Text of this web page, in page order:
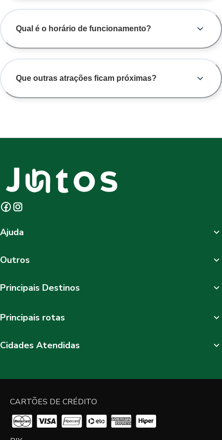
Qual é o horário de funcionamento?
Que outras atrações ficam próximas?
Ajuda
Outros
Principais Destinos
Principais rotas
Cidades Atendidas
CARTÕES DE CRÉDITO